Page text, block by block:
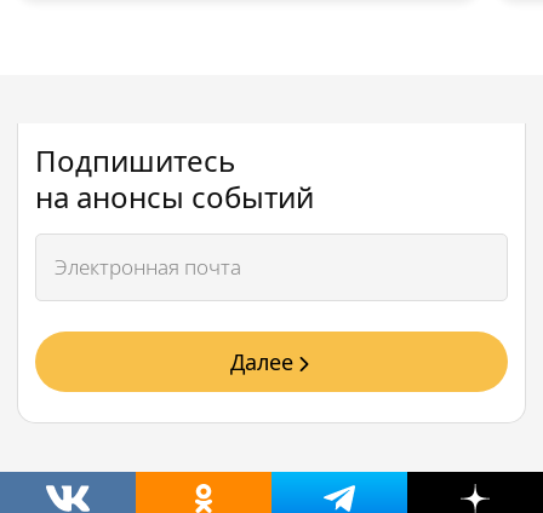
Подпишитесь
на анонсы событий
Далее